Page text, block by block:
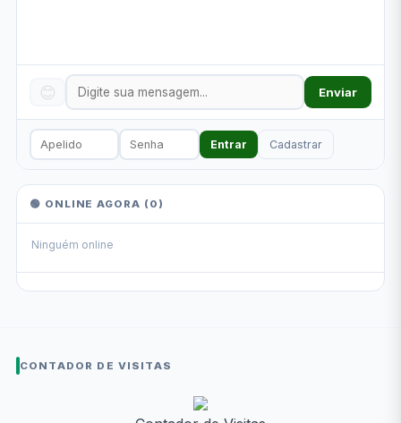
😊 Enviar
Entrar Cadastrar
🟢 ONLINE AGORA ( 0 )
Ninguém online
CONTADOR DE VISITAS